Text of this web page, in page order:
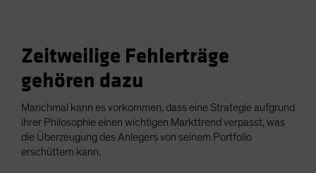
Zeitweilige Fehlerträge
gehören dazu
Manchmal kann es vorkommen, dass eine Strategie aufgrund
ihrer Philosophie einen wichtigen Markttrend verpasst, was
die Überzeugung des Anlegers von seinem Portfolio
erschüttern kann.